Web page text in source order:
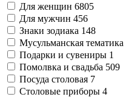
Для женщин 6805
Для мужчин 456
Знаки зодиака 148
Мусульманская тематика
Подарки и сувениры 1
Помолвка и свадьба 509
Посуда столовая 7
Столовые приборы 4